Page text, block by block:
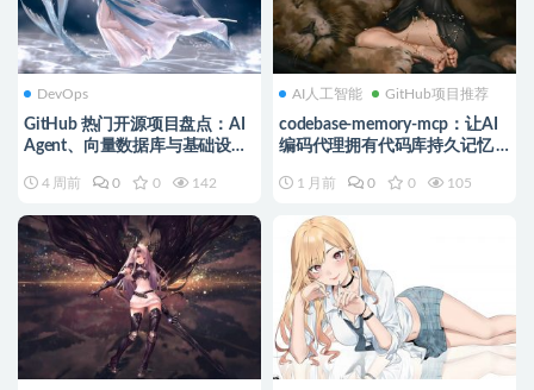
DevOps
GitHub 热门开源项目盘点：AI
Agent、向量数据库与基础设施
4 周前 0 0 142
AI人工智能 GitHub项目推荐
codebase-memory-mcp：让AI
编码代理拥有代码库持久记忆 |
1 月前 0 0 105